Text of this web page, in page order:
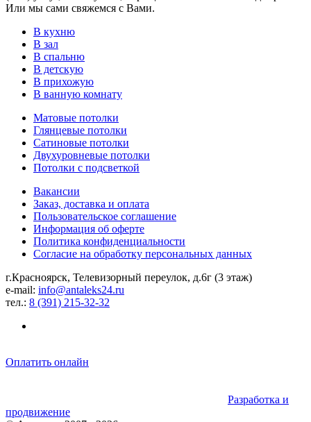
Или мы сами свяжемся с Вами.
В кухню
В зал
В спальню
В детскую
В прихожую
В ванную комнату
Матовые потолки
Глянцевые потолки
Сатиновые потолки
Двухуровневые потолки
Потолки с подсветкой
Вакансии
Заказ, доставка и оплата
Пользовательское соглашение
Информация об оферте
Политика конфиденциальности
Согласие на обработку персональных данных
г.Красноярск, ​Телевизорный переулок, д.6г ​(3 этаж)
e-mail: info@antaleks24.ru
тел.: 8 (391) 215-32-32
Оплатить онлайн
Разработка и
продвижение